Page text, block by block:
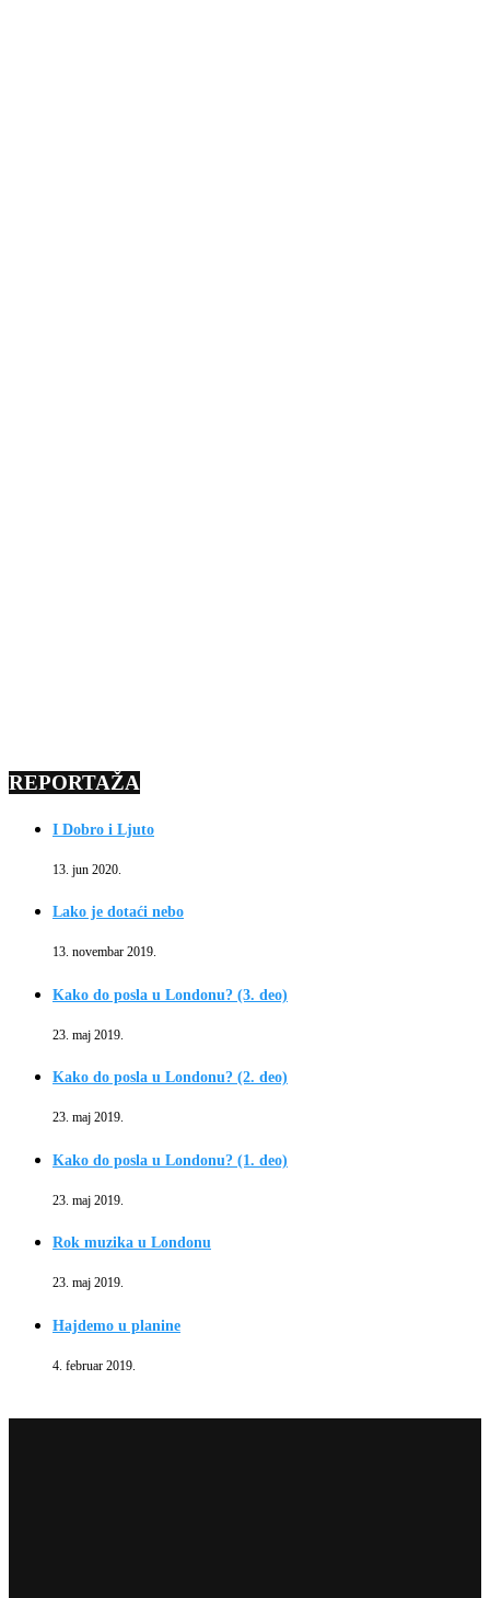
REPORTAŽA
I Dobro i Ljuto
13. jun 2020.
Lako je dotaći nebo
13. novembar 2019.
Kako do posla u Londonu? (3. deo)
23. maj 2019.
Kako do posla u Londonu? (2. deo)
23. maj 2019.
Kako do posla u Londonu? (1. deo)
23. maj 2019.
Rok muzika u Londonu
23. maj 2019.
Hajdemo u planine
4. februar 2019.